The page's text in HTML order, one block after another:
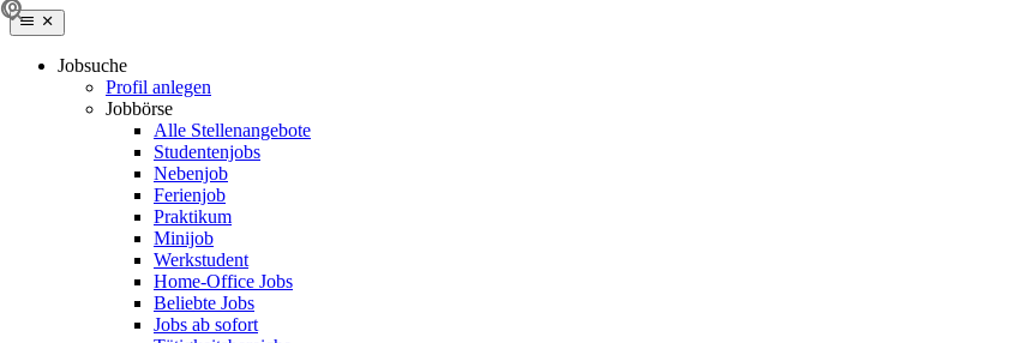
Jobsuche
Profil anlegen
Jobbörse
Alle Stellenangebote
Studentenjobs
Nebenjob
Ferienjob
Praktikum
Minijob
Werkstudent
Home-Office Jobs
Beliebte Jobs
Jobs ab sofort